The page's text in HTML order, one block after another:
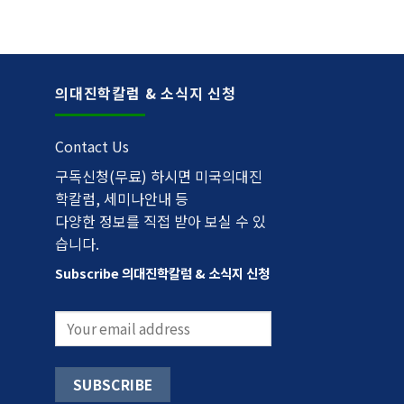
의대진학칼럼 & 소식지 신청
Contact Us
구독신청(무료) 하시면 미국의대진
학칼럼, 세미나안내 등
다양한 정보를 직접 받아 보실 수 있
습니다.
Subscribe 의대진학칼럼 & 소식지 신청